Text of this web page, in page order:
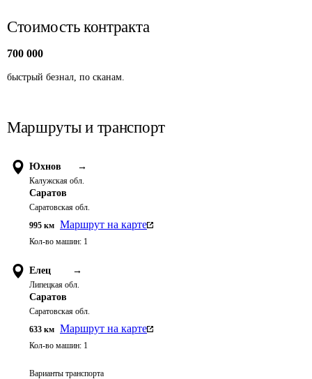
Стоимость контракта
700 000
быстрый безнал, по сканам.
Маршруты и транспорт
Юхнов →
Калужская обл.
Саратов
Саратовская обл.
995 км Маршрут на карте
Кол-во машин: 1
Елец →
Липецкая обл.
Саратов
Саратовская обл.
633 км Маршрут на карте
Кол-во машин: 1
Варианты транспорта